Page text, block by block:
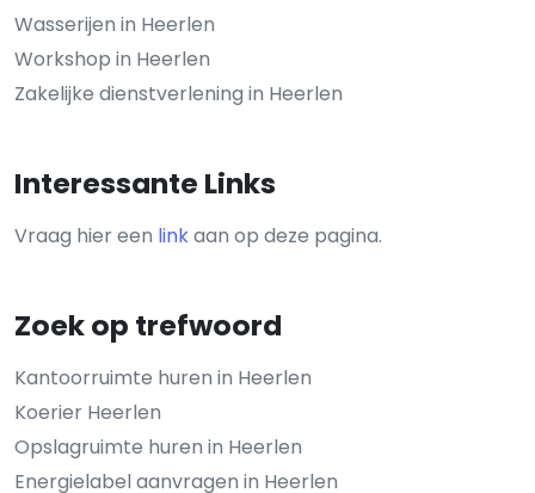
Wasserijen in Heerlen
Workshop in Heerlen
Zakelijke dienstverlening in Heerlen
Interessante Links
Vraag hier een linkaan op deze pagina.
Zoek op trefwoord
Kantoorruimte huren in Heerlen
Koerier Heerlen
Opslagruimte huren in Heerlen
Energielabel aanvragen in Heerlen